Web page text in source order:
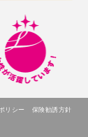
リシー
保険勧誘方針